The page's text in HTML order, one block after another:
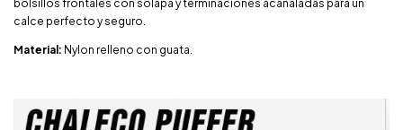
bolsillos frontales con solapa y terminaciones acanaladas para un
calce perfecto y seguro.
Material: Nylon relleno con guata.